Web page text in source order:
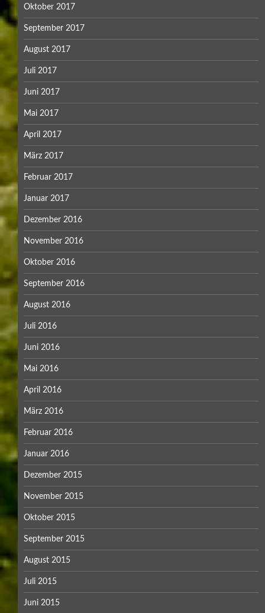
Oktober 2017
September 2017
August 2017
Juli 2017
Juni 2017
Mai 2017
April 2017
März 2017
Februar 2017
Januar 2017
Dezember 2016
November 2016
Oktober 2016
September 2016
August 2016
Juli 2016
Juni 2016
Mai 2016
April 2016
März 2016
Februar 2016
Januar 2016
Dezember 2015
November 2015
Oktober 2015
September 2015
August 2015
Juli 2015
Juni 2015